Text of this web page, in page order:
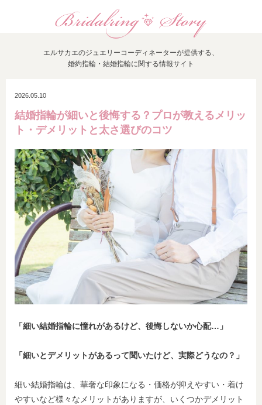
エルサカエのジュエリーコーディネーターが提供する、
婚約指輪・結婚指輪に関する情報サイト
2026.05.10
結婚指輪が細いと後悔する？プロが教えるメリッ
ト・デメリットと太さ選びのコツ
「細い結婚指輪に憧れがあるけど、後悔しないか心配…」
「細いとデメリットがあるって聞いたけど、実際どうなの？」
細い結婚指輪は、華奢な印象になる・価格が抑えやすい・着け
やすいなど様々なメリットがありますが、いくつかデメリット